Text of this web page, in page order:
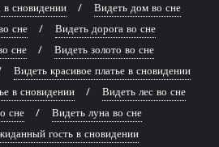
в сновидении
Видеть дом во сне
сне
Видеть дорога во сне
сне
Видеть золото во сне
Видеть красивое платье в сновидении
в сновидении
Видеть лес во сне
сне
Видеть луна во сне
гость в сновидении